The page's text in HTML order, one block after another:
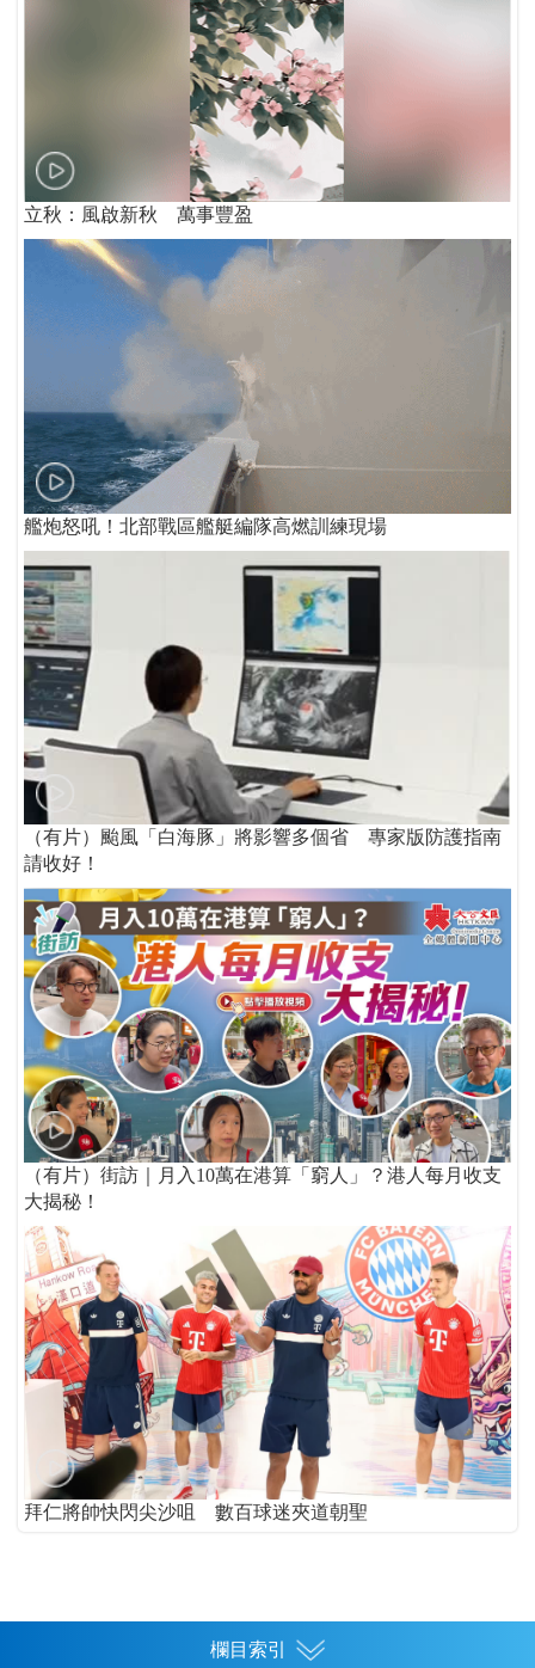
立秋：風啟新秋 萬事豐盈
艦炮怒吼！北部戰區艦艇編隊高燃訓練現場
（有片）颱風「白海豚」將影響多個省 專家版防護指南
請收好！
（有片）街訪｜月入10萬在港算「窮人」？港人每月收支
大揭秘！
拜仁將帥快閃尖沙咀 數百球迷夾道朝聖
欄目索引